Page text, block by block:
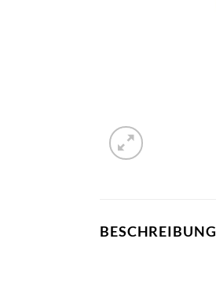
BESCHREIBUNG